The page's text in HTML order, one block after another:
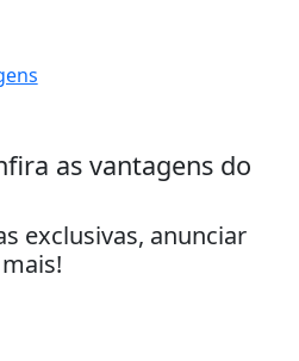
as vantagens do
exclusivas, anunciar